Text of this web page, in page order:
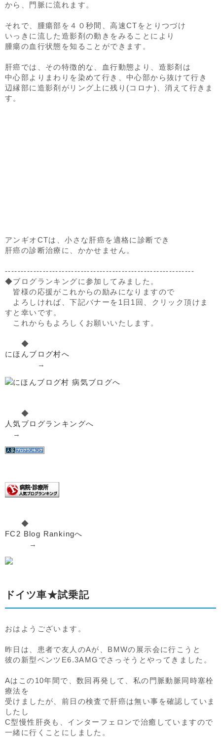
から、門脈に流れます。
それで、腫瘍部を４０秒間、高速CTをとりつづけ
いっきに流した造影剤の動きをみることにより
腫瘍の血行状態を知ることができます。
肝癌では、その特徴的な、血行動態より、造影剤は
中心部よりまわりを染めて行き、中心部から抜けて行き
辺縁部に造影剤がリング上に残り(コロナ)、消えて行きま
す。
アンギオCTは、小さな肝癌を適格に診断でき
肝癌の診断治療に、かかせません。
------------------------------------------------------------
◆ブログランキングに参加してみました。
皆様の応援がこれからの励みになりますので
よろしければ、下記バナーを1日1回、クリック頂けま
すと幸いです。
これからもよろしくお願いいたします。
◆
にほんブログ村へ
→
◆
人気ブログランキングへ
→
◆
FC2 Blog Rankingへ
→
ドイツ車★試乗記
おはようございます。
昨日は、患者で友人のAが、BMWの展示会に行こうと
彼の新型ベンツE6.3AMGでさっそうとやってきました。
Aはこの10年間で、数回再発して、私の門脈動脈同時塞栓
療法を
受けましたが、前日の検査で肝癌は無い事を確認していま
したし
C型慢性肝炎も、インターフェロンで治癒していますので
一緒に行くことにしました。